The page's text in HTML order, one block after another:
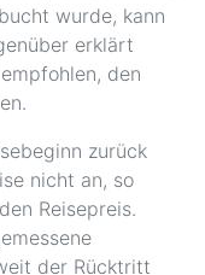
wurde, kann
erklärt
den
zurück
nicht an, so
Reisepreis.
der Rücktritt